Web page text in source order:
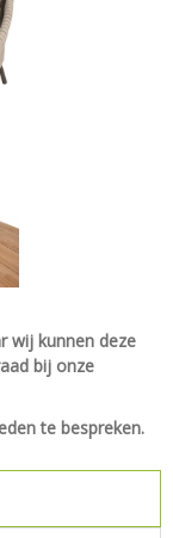
wij kunnen deze
bij onze
te bespreken.